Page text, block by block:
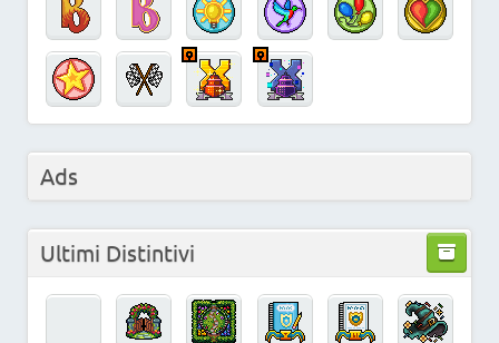
Ads
Ultimi Distintivi